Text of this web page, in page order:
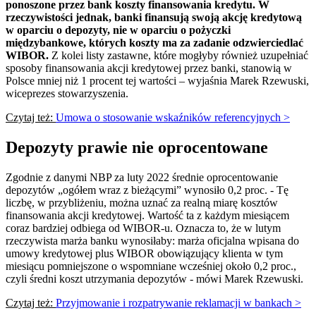
ponoszone przez bank koszty finansowania kredytu. W
rzeczywistości jednak, banki finansują swoją akcję kredytową
w oparciu o depozyty, nie w oparciu o pożyczki
międzybankowe, których koszty ma za zadanie odzwierciedlać
WIBOR. Z kolei listy zastawne, które mogłyby również uzupełniać
sposoby finansowania akcji kredytowej przez banki, stanowią w
Polsce mniej niż 1 procent tej wartości – wyjaśnia Marek Rzewuski,
wiceprezes stowarzyszenia.
Czytaj też: Umowa o stosowanie wskaźników referencyjnych >
Depozyty prawie nie oprocentowane
Zgodnie z danymi NBP za luty 2022 średnie oprocentowanie
depozytów „ogółem wraz z bieżącymi” wynosiło 0,2 proc. - Tę
liczbę, w przybliżeniu, można uznać za realną miarę kosztów
finansowania akcji kredytowej. Wartość ta z każdym miesiącem
coraz bardziej odbiega od WIBOR-u. Oznacza to, że w lutym
rzeczywista marża banku wynosiłaby: marża oficjalna wpisana do
umowy kredytowej plus WIBOR obowiązujący klienta w tym
miesiącu pomniejszone o wspomniane wcześniej około 0,2 proc.,
czyli średni koszt utrzymania depozytów - mówi Marek Rzewuski.
Czytaj też: Przyjmowanie i rozpatrywanie reklamacji w bankach >